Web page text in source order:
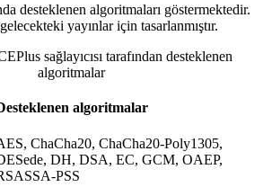
desteklenen algoritmaları göstermektedir.
yayınlar için tasarlanmıştır.
sağlayıcısı tarafından desteklenen
algoritmalar
algoritmalar
ChaCha20, ChaCha20-Poly1305,
DH, DSA, EC, GCM, OAEP,
PSS